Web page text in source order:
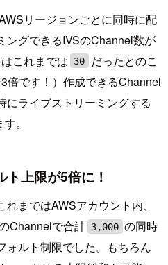
リージョンごとに同時に配
ングできるIVSのChannel数が
これまでは 30
だったとのこ
です！）作成できるChannel
にライブストリーミングする
。
上限が5倍に！
まではAWSアカウント内、
Channelで合計 3,000 の同時
ォルト制限でした。もちろん